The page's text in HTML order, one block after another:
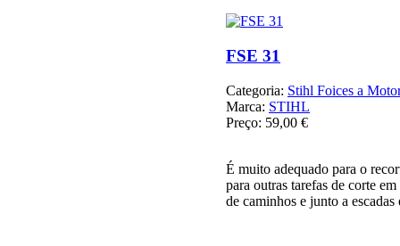
FSE 31
Categoria: Stihl Foices a
Marca: STIHL
Preço: 59,00 €
É muito adequado para o
para outras tarefas de corte
de caminhos e junto a